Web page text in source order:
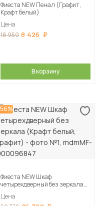
Фиеста NEW Пенал (Графит,
Крафт белый)
Цена
18 959 8 426
В корзину
Фиеста NEW Шкаф
четырехдверный без зеркала
Цена